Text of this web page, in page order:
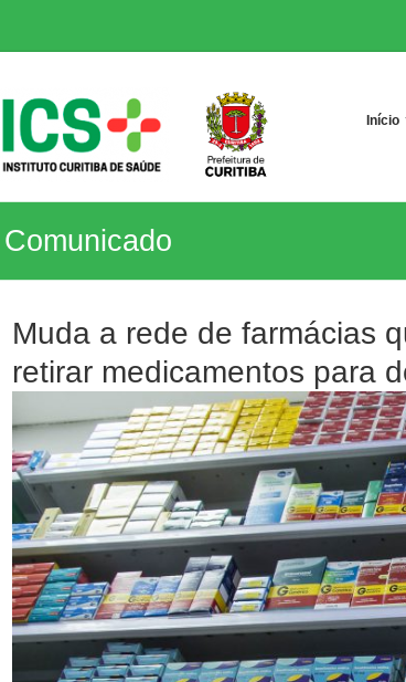
ICS
Saúde
Início
Comunicado
Muda a rede de farmácias
retirar medicamentos para